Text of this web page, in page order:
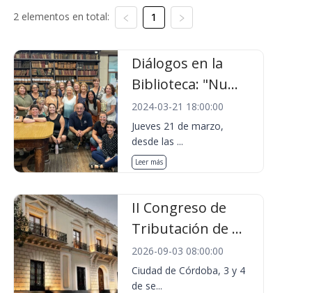
2 elementos en total: 1
Diálogos en la
Biblioteca: "Nu...
2024-03-21 18:00:00
Jueves 21 de marzo,
desde las ...
Leer más
II Congreso de
Tributación de ...
2026-09-03 08:00:00
Ciudad de Córdoba, 3 y 4
de se...